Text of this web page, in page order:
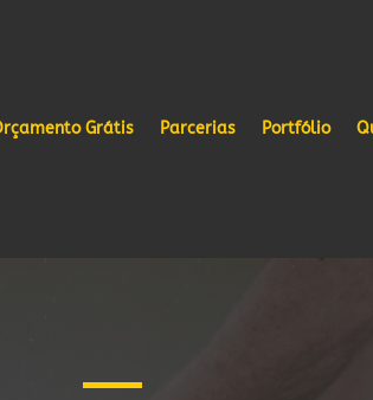
Grátis Parcerias Portfólio